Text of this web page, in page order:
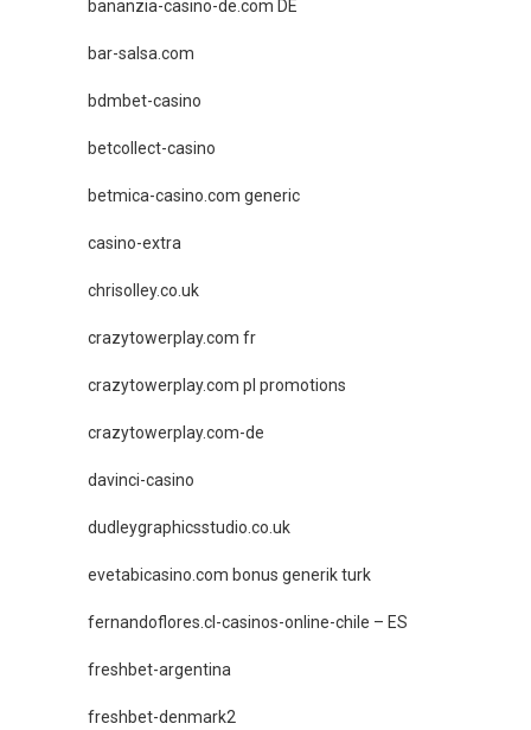
bananzia-casino-de.com DE
bar-salsa.com
bdmbet-casino
betcollect-casino
betmica-casino.com generic
casino-extra
chrisolley.co.uk
crazytowerplay.com fr
crazytowerplay.com pl promotions
crazytowerplay.com-de
davinci-casino
dudleygraphicsstudio.co.uk
evetabicasino.com bonus generik turk
fernandoflores.cl-casinos-online-chile – ES
freshbet-argentina
freshbet-denmark2